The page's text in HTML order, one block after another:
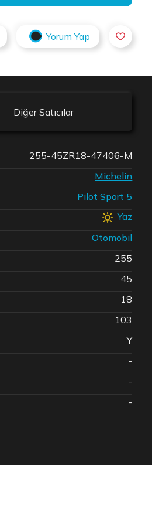
Yorum Yap
Diğer Satıcılar
255-45ZR18-47406-M
Michelin
Pilot Sport 5
Yaz
Otomobil
255
45
18
103
Y
-
-
-